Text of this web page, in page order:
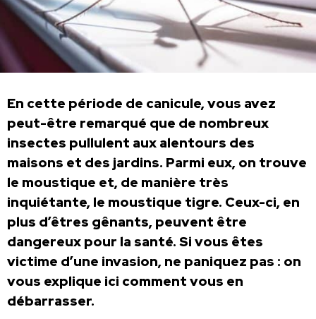
En cette période de canicule, vous avez
peut-être remarqué que de nombreux
insectes pullulent aux alentours des
maisons et des jardins. Parmi eux, on trouve
le moustique et, de manière très
inquiétante, le moustique tigre. Ceux-ci, en
plus d’êtres gênants, peuvent être
dangereux pour la santé. Si vous êtes
victime d’une invasion, ne paniquez pas : on
vous explique ici comment vous en
débarrasser.